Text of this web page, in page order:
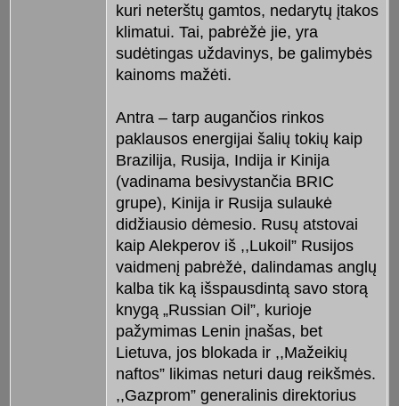
kuri neterštų gamtos, nedarytų įtakos
klimatui. Tai, pabrėžė jie, yra
sudėtingas uždavinys, be galimybės
kainoms mažėti.
Antra – tarp augančios rinkos
paklausos energijai šalių tokių kaip
Brazilija, Rusija, Indija ir Kinija
(vadinama besivystančia BRIC
grupe), Kinija ir Rusija sulaukė
didžiausio dėmesio. Rusų atstovai
kaip Alekperov iš ,,Lukoil” Rusijos
vaidmenį pabrėžė, dalindamas anglų
kalba tik ką išspausdintą savo storą
knygą „Russian Oil”, kurioje
pažymimas Lenin įnašas, bet
Lietuva, jos blokada ir ,,Mažeikių
naftos” likimas neturi daug reikšmės.
,,Gazprom” generalinis direktorius